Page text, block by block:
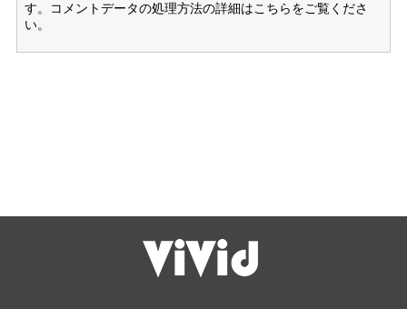
す。
コメントデータの処理方法の詳細はこちらをご覧くださ
い。